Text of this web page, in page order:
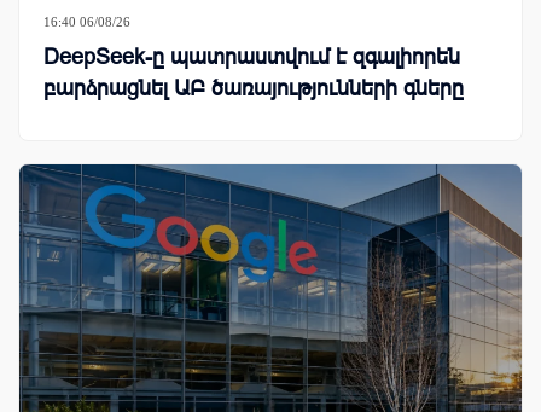
16:40 06/08/26
DeepSeek-ը պատրաստվում է զգալիորեն
բարձրացնել ԱԲ ծառայությունների գները